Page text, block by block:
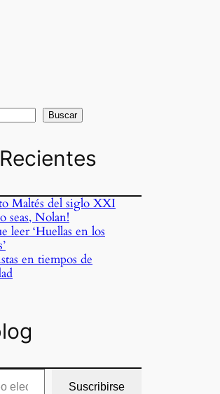
Buscar
Maltés del siglo XXI
seas, Nolan!
leer ‘Huellas en los
en tiempos de
Suscribirse